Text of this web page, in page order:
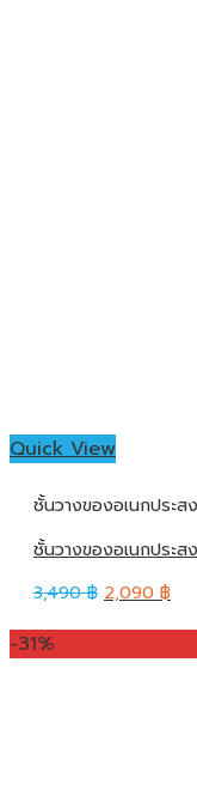
Quick View
ชั้นวางของอเนกประส
ชั้นวางของอเนกประ
3,490฿ 2,090 ฿
-31%